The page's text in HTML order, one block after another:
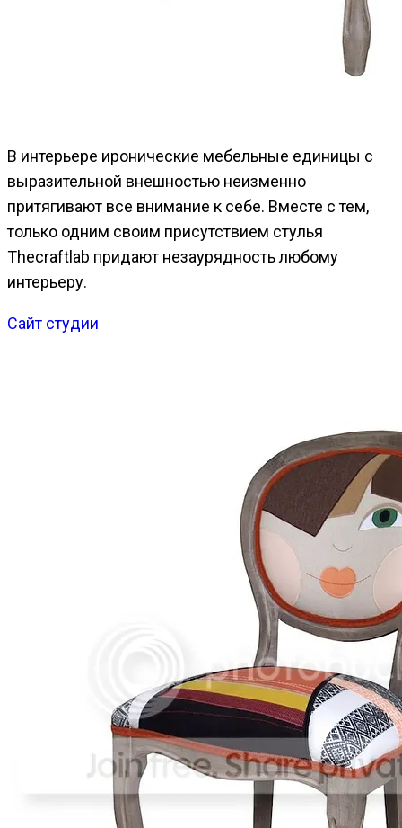
В интерьере иронические мебельные единицы с
выразительной внешностью неизменно
притягивают все внимание к себе. Вместе с тем,
только одним своим присутствием стулья
Thecraftlab придают незаурядность любому
интерьеру.
Сайт студии